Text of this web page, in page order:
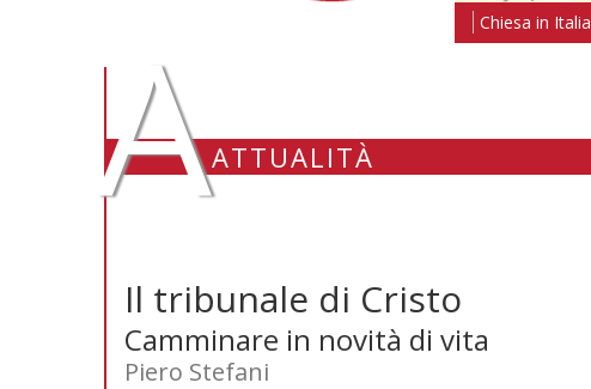
Chiesa in Italia
AATTUALITÀ
Il tribunale di Cristo
Camminare in novità di vita
Piero Stefani